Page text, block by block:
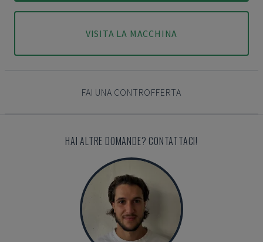
VISITA LA MACCHINA
FAI UNA CONTROFFERTA
HAI ALTRE DOMANDE? CONTATTACI!